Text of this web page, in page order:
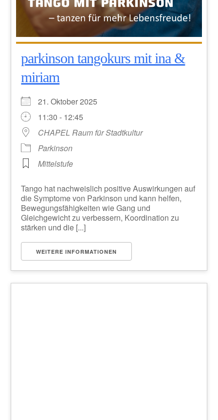
parkinson tangokurs mit ina &
miriam
21. Oktober 2025
11:30 - 12:45
CHAPEL Raum für Stadtkultur
Parkinson
Mittelstufe
Tango hat nachweislich positive Auswirkungen auf
die Symptome von Parkinson und kann helfen,
Bewegungsfähigkeiten wie Gang und
Gleichgewicht zu verbessern, Koordination zu
stärken und die [...]
WEITERE INFORMATIONEN